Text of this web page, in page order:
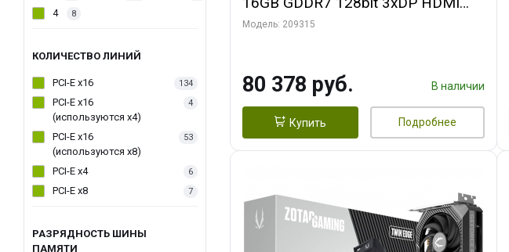
4 8
КОЛИЧЕСТВО ЛИНИЙ
PCI-E x16 134
PCI-E x16
(используются х4)
4
PCI-E x16
(используются х8)
53
PCI-E x4 6
PCI-E x8 7
РАЗРЯДНОСТЬ ШИНЫ
ПАМЯТИ
2FAN MEDIUM PACK
Модель: 209315
80 378 руб. В наличии
Купить Подробнее